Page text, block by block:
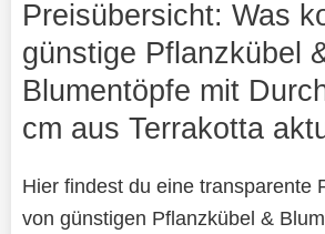
Preisübersicht: Was
günstige Pflanzkübel
Blumentöpfe mit
cm aus Terrakotta
Hier findest du eine transparente
von günstigen Pflanzkübel &